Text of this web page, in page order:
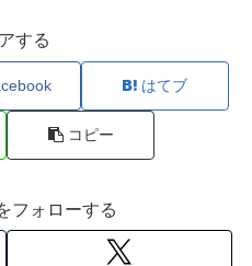
する
はてブ
コピー
フォローする